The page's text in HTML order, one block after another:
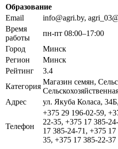
Образование
Email
info@agri.by,
Время
работы
пн-пт 08:00–17:00
Город
Минск
Регион
Минск
Рейтинг
3.4
Категория
Магазин семян,
Адрес
ул. Якуба Коласа,
Телефон
+375 29 196-02-59,
22-35, +375 17 385-
17 385-24-71, +375
35, +375 17 385-22-37